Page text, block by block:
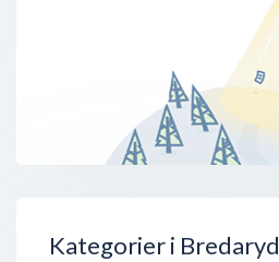
Kategorier i Bredaryd